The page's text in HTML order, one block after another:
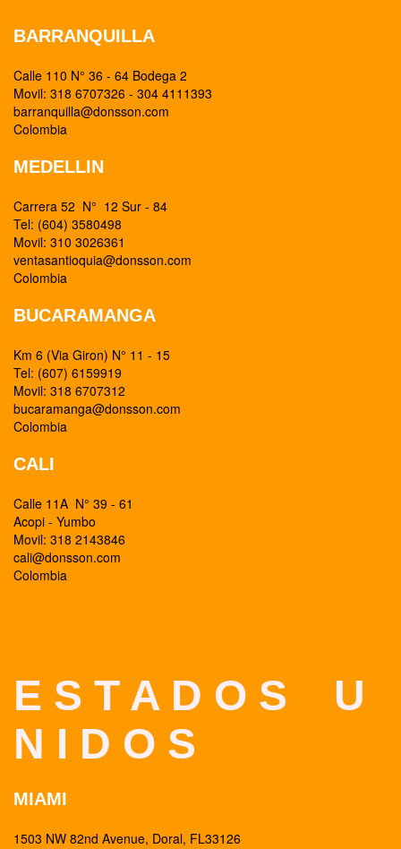
BARRANQUILLA
Calle 110 N° 36 - 64 Bodega 2
Movil: 318 6707326 - 304 4111393
barranquilla@donsson.com
Colombia
MEDELLIN
Carrera 52 N° 12 Sur - 84
Tel: (604) 3580498
Movil: 310 3026361
ventasantioquia@donsson.com
Colombia
BUCARAMANGA
Km 6 (Via Giron) N° 11 - 15
Tel: (607) 6159919
Movil: 318 6707312
bucaramanga@donsson.com
Colombia
CALI
Calle 11A N° 39 - 61
Acopi - Yumbo
Movil: 318 2143846
cali@donsson.com
Colombia
E S T A D O S U
N I D O S
MIAMI
1503 NW 82nd Avenue, Doral, FL33126